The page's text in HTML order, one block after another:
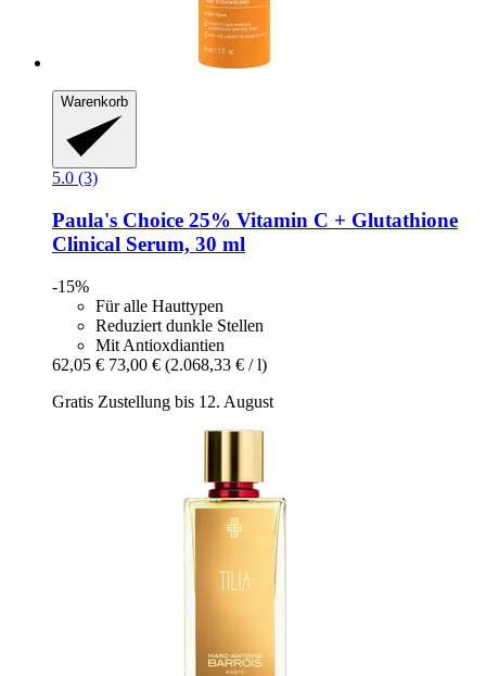
Warenkorb
5.0 (3)
Paula's Choice 25% Vitamin C + Glutathione
Clinical Serum, 30 ml
-15%
Für alle Hauttypen
Reduziert dunkle Stellen
Mit Antioxdiantien
62,05 € 73,00 € (2.068,33 € / l)
Gratis Zustellung bis 12. August